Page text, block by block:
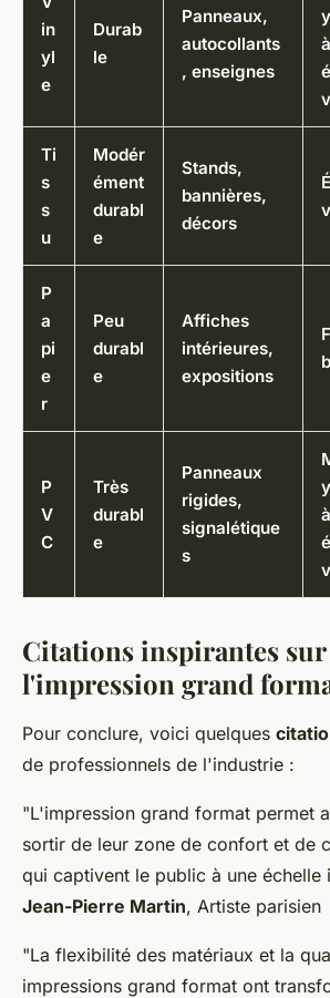
in
yl
e
Durab
le
Panneaux,
autocollants
, enseignes
à
Ti
s
s
u
Modér
ément
durabl
e
Stands,
bannières,
décors
P
a
pi
e
r
Peu
durabl
e
Affiches
intérieures,
expositions
P
V
C
Très
durabl
e
Panneaux
rigides,
signalétique
s
à
Citations inspirantes sur
l'impression grand
Pour conclure, voici quelques
de professionnels de l'industrie :
"L'impression grand format permet
sortir de leur zone de confort et de
qui captivent le public à une échelle
Jean-Pierre Martin, Artiste parisien
"La flexibilité des matériaux et la
impressions grand format ont